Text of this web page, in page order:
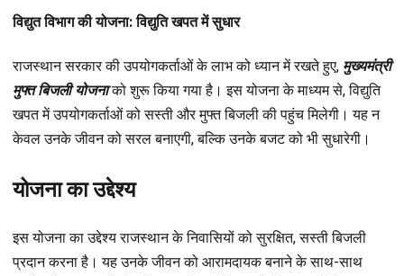
विद्युत विभाग की योजना: विद्युति खपत में सुधार
राजस्थान सरकार की उपयोगकर्ताओं के लाभ को ध्यान में रखते हुए, मुख्यमंत्री
मुफ्त बिजली योजना को शुरू किया गया है। इस योजना के माध्यम से, विद्युति
खपत में उपयोगकर्ताओं को सस्ती और मुफ्त बिजली की पहुंच मिलेगी। यह न
केवल उनके जीवन को सरल बनाएगी, बल्कि उनके बजट को भी सुधारेगी।
योजना का उद्देश्य
इस योजना का उद्देश्य राजस्थान के निवासियों को सुरक्षित, सस्ती बिजली
प्रदान करना है। यह उनके जीवन को आरामदायक बनाने के साथ-साथ